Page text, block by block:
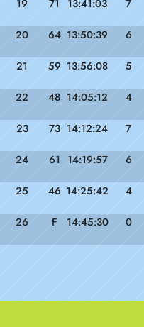
19 71 13:41:03 7
20 64 13:50:39 6
21 59 13:56:08 5
22 48 14:05:12 4
23 73 14:12:24 7
24 61 14:19:57 6
25 46 14:25:42 4
26 F 14:45:30 0